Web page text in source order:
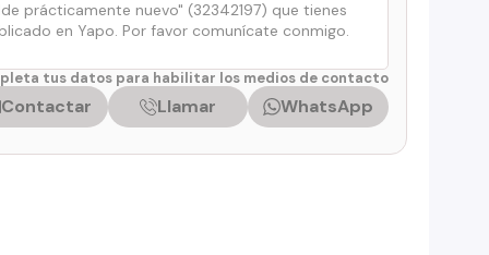
tus datos para habilitar los medios de contacto
Contactar Llamar WhatsApp